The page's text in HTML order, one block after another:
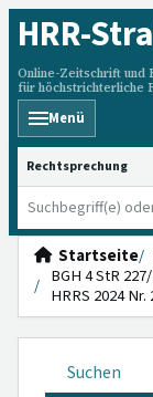
HRR-
Online-Zeitschrift und
für höchstrichterliche
Menü
HRRS durchsuchen
Startseite
BGH 4 StR
HRRS 2024 Nr.
Suchen